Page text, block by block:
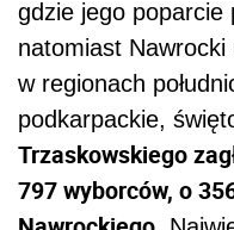
gdzie jego poparcie
natomiast Nawrocki
w regionach
podkarpackie,
Trzaskowskiego
797 wyborców, o